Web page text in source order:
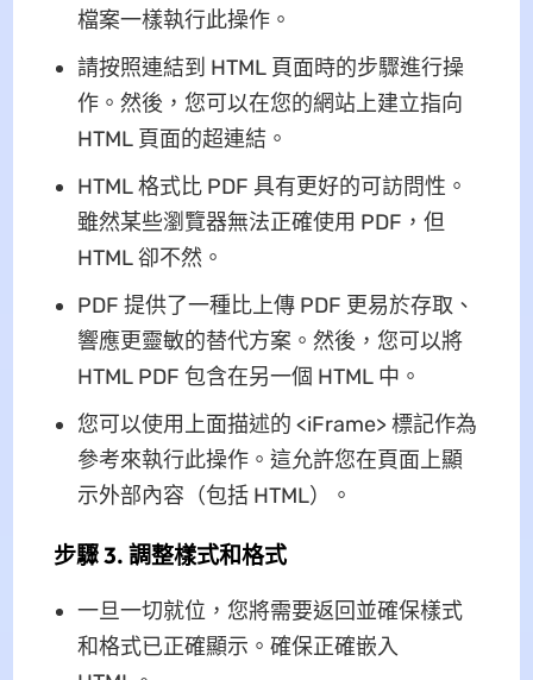
檔案一樣執行此操作。
請按照連結到 HTML 頁面時的步驟進行操
作。然後，您可以在您的網站上建立指向
HTML 頁面的超連結。
HTML 格式比 PDF 具有更好的可訪問性。
雖然某些瀏覽器無法正確使用 PDF，但
HTML 卻不然。
PDF 提供了一種比上傳 PDF 更易於存取、
響應更靈敏的替代方案。然後，您可以將
HTML PDF 包含在另一個 HTML 中。
您可以使用上面描述的 <iFrame> 標記作為
參考來執行此操作。這允許您在頁面上顯
示外部內容（包括 HTML）。
步驟 3. 調整樣式和格式
一旦一切就位，您將需要返回並確保樣式
和格式已正確顯示。確保正確嵌入